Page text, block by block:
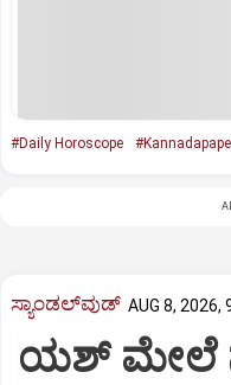
#Daily Horoscope
ಸ್ಯಾಂಡಲ್‌ವುಡ್‌ AUG 8, 2026,
ಯಶ್‌ ಮೇಲೆ